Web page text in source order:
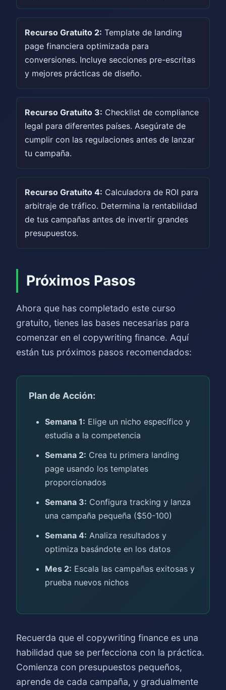
Recurso Gratuito 2: Template de landing
page financiera optimizada para
conversiones. Incluye secciones pre-escritas
y mejores prácticas de diseño.
Recurso Gratuito 3: Checklist de compliance
legal para diferentes países. Asegúrate de
cumplir con las regulaciones antes de lanzar
tu campaña.
Recurso Gratuito 4: Calculadora de ROI para
arbitraje de tráfico. Determina la rentabilidad
de tus campañas antes de invertir grandes
presupuestos.
Próximos Pasos
Ahora que has completado este curso
gratuito, tienes las bases necesarias para
comenzar en el copywriting finance. Aquí
están tus próximos pasos recomendados:
Plan de Acción:
Semana 1: Elige un nicho específico y
estudia a la competencia
Semana 2: Crea tu primera landing
page usando los templates
proporcionados
Semana 3: Configura tracking y lanza
una campaña pequeña ($50-100)
Semana 4: Analiza resultados y
optimiza basándote en los datos
Mes 2: Escala las campañas exitosas y
prueba nuevos nichos
Recuerda que el copywriting finance es una
habilidad que se perfecciona con la práctica.
Comienza con presupuestos pequeños,
aprende de cada campaña, y gradualmente